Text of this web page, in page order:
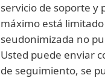
servicio de soporte y
máximo está
seudonimizada no
Usted puede enviar
de seguimiento, se